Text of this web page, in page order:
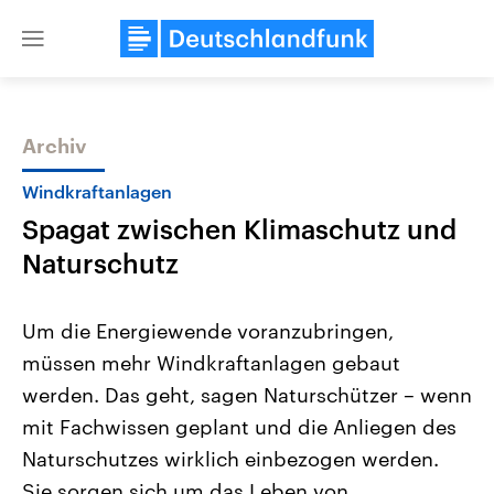
Close
Themen
Landtagswahl Sachsen-Anhalt
2026
Alle Informationen
Sachsen-Anhalt wählt am 6.
September 2026 einen neuen
Landtag. Seit 2021 wird das
Bundesland von einer Koalition aus
Aktuelle Beiträge,
Hintergründe
Wirtschaftlich und
gehören die Vereinigten
den mächtigsten Ländern
mit großem Einfluss auf
Archiv
Windkraftanlagen
Spagat zwischen Klimaschutz und
Naturschutz
Um die Energiewende voranzubringen,
müssen mehr Windkraftanlagen gebaut
werden. Das geht, sagen Naturschützer – wenn
mit Fachwissen geplant und die Anliegen des
Naturschutzes wirklich einbezogen werden.